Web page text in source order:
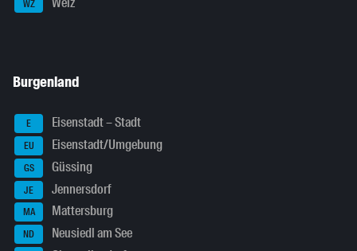
WZ
Burgenland
E Eisenstadt – Stadt
EU Eisenstadt/Umgebung
GS Güssing
JE Jennersdorf
MA Mattersburg
ND Neusiedl am See